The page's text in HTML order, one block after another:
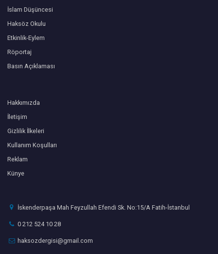
İslam Düşüncesi
Haksöz Okulu
Etkinlik-Eylem
Röportaj
Basın Açıklaması
Hakkımızda
İletişim
Gizlilik İlkeleri
Kullanım Koşulları
Reklam
Künye
İskenderpaşa Mah Feyzullah Efendi Sk. No:15/A Fatih-İstanbul
0 212 524 10 28
haksozdergisi@gmail.com